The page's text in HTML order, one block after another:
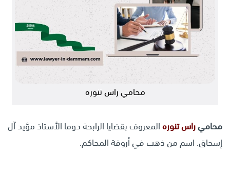
محامي راس تنوره
محاميراس تنورهالمعروف بقضايا الرابحة دوما الأستاذ مؤيد آل
إسحاق. اسم من ذهب في أروقة المحاكم.